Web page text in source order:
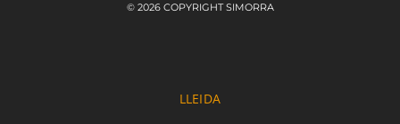
© 2026 COPYRIGHT SIMORRA
LLEIDA